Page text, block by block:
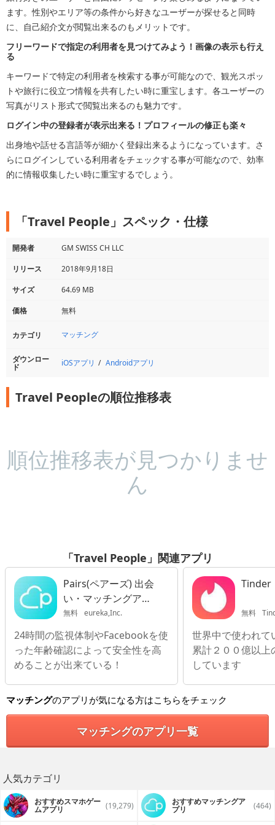
ます。性別やエリア等の条件から好きなユーザーが探せると同時
に、自己紹介文が閲覧出来るのもメリットです。
フリーワードで指定の利用者を見つけてみよう！画像の表示も行え
る
キーワードで特定の利用者を検索する事が可能なので、観光スポッ
トや旅行に役立つ情報を共有したい時に重宝します。各ユーザーの
写真がリスト形式で閲覧出来るのも魅力です。
ログイン中の登録者が表示出来る！プロフィールの修正も楽々
出身地や話せる言語等が細かく登録出来るようになっています。さ
らにログインしている利用者をチェックする事が可能なので、効率
的に情報収集したい時に重宝するでしょう。
「Travel People」スペック・仕様
開発者
GM SWISS CH LLC
リリース
2018年9月18日
サイズ
64.69 MB
価格
無料
カテゴリ マッチング
ダウンロー
ド iOSアプリ Androidアプリ
Travel Peopleの順位推移表
順位推移表が見つかりませ
ん
「Travel People」関連アプリ
Pairs(ペアーズ) 出会
い・マッチングアプ
リ
無料 eureka,Inc.
24時間の監視体制やFacebookを使
った年齢確認によって安全性を高
めることが出来ている！
Tinder
無料
世界中で使われて
累計２００億以
しています
マッチングのアプリが気になる方はこちらをチェック
マッチングのアプリ一覧
人気カテゴリ
おすすめスマホゲー
ムアプリ (19,279) おすすめマッチングア
プリ (464)